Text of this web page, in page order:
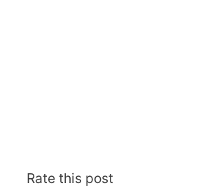
Rate this post